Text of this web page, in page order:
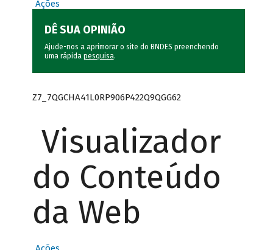
Ações
DÊ SUA OPINIÃO
Ajude-nos a aprimorar o site do BNDES preenchendo
uma rápida pesquisa.
Z7_7QGCHA41L0RP906P422Q9QGG62
Visualizador
do Conteúdo
da Web